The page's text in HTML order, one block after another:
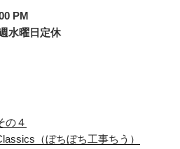
PM
水曜日定休
の４
（ぼちぼち工事ちう）